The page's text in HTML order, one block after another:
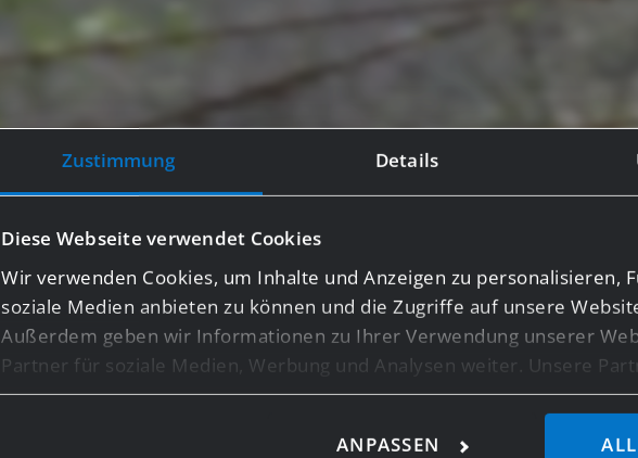
Zustimmung Details
Diese Webseite verwendet Cookies
Wir verwenden Cookies, um Inhalte und Anzeigen zu personalisieren,
soziale Medien anbieten zu können und die Zugriffe auf unsere
Außerdem geben wir Informationen zu Ihrer Verwendung unserer
Partner für soziale Medien, Werbung und Analysen weiter. Unsere
Informationen möglicherweise mit weiteren Daten zusammen, die
haben oder die sie im Rahmen Ihrer Nutzung der Dienste gesammelt
ANPASSEN